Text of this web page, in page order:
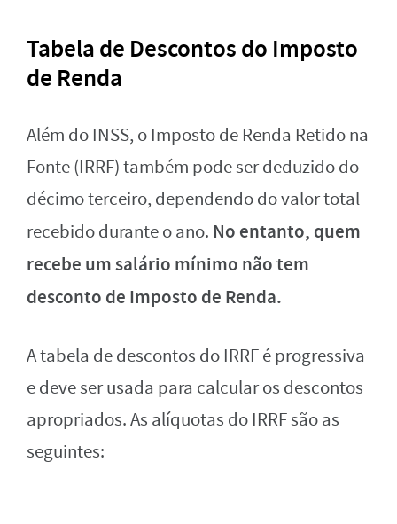
Tabela de Descontos do Imposto
de Renda
Além do INSS, o Imposto de Renda Retido na
Fonte (IRRF) também pode ser deduzido do
décimo terceiro, dependendo do valor total
recebido durante o ano. No entanto, quem
recebe um salário mínimo não tem
desconto de Imposto de Renda.
A tabela de descontos do IRRF é progressiva
e deve ser usada para calcular os descontos
apropriados. As alíquotas do IRRF são as
seguintes: